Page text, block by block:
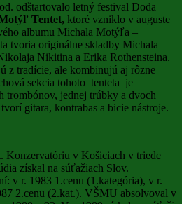
odštartovalo letný festival Doda
Tentet, ktoré vzniklo v auguste
albumu Michala Motýľa –
tvoria originálne skladby Michala
Nikitina a Erika Rothensteina.
z tradície, ale kombinujú aj rôzne
sekcia tohoto tenteta je
trombónov, jednej trúbky a dvoch
gitara, kontrabas a bicie nástroje.
Konzervatóriu v Košiciach v triede
získal na súťažiach Slov.
v r. 1983 1.cenu (1.kategória), v r.
2.cenu (2.kat.). VŠMU absolvoval v